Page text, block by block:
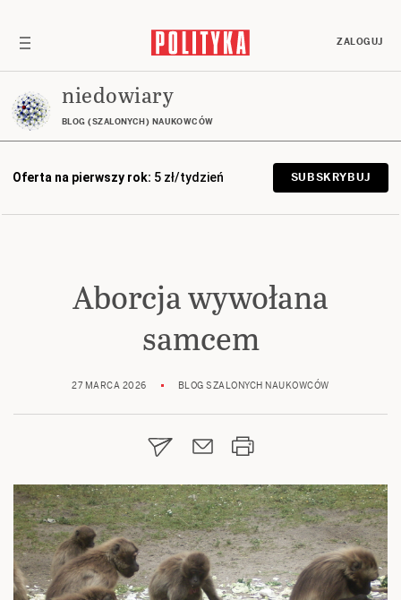
ZALOGUJ
niedowiary
BLOG (SZALONYCH) NAUKOWCÓW
Oferta na pierwszy rok: 5 zł/tydzień SUBSKRYBUJ
Aborcja wywołana
samcem
27 MARCA 2026 BLOG SZALONYCH NAUKOWCÓW